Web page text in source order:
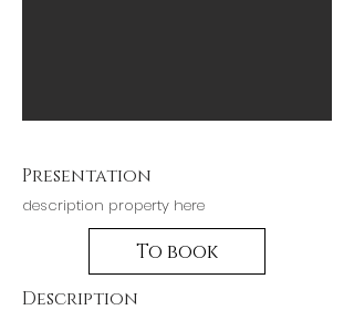
Presentation
description property here
To book
Description